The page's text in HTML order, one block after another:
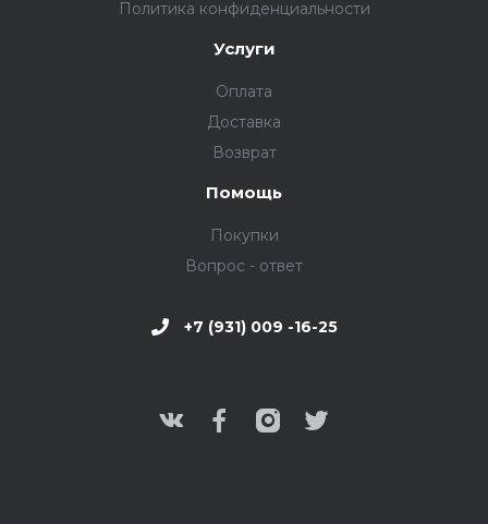
Политика конфиденциальности
Услуги
Оплата
Доставка
Возврат
Помощь
Покупки
Вопрос - ответ
+7 (931) 009 -16-25